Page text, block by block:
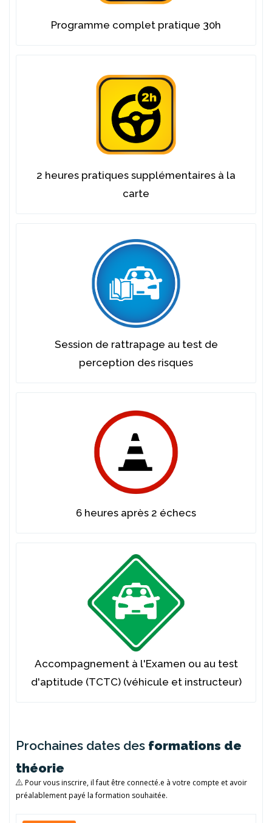
Programme complet pratique 30h
2 heures pratiques supplémentaires à la
carte
Session de rattrapage au test de
perception des risques
6 heures après 2 échecs
Accompagnement à l'Examen ou au test
d'aptitude (TCTC) (véhicule et instructeur)
Prochaines dates des formations de
théorie
Pour vous inscrire, il faut être connecté.e à votre compte et avoir
préalablement payé la formation souhaitée.